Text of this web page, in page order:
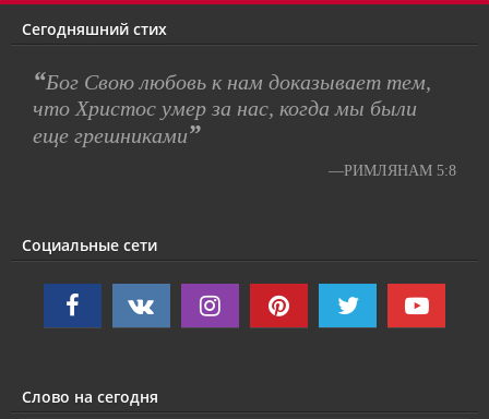
Сегодняшний стих
“Бог Свою любовь к нам доказывает тем,
что Христос умер за нас, когда мы были
еще грешниками”
—РИМЛЯНАМ 5:8
Социальные сети
Слово на сегодня